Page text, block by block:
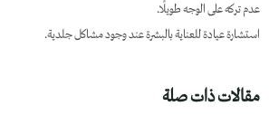
عدم تركه على الوجه طويلًا.
استشارة عيادة للعناية بالبشرة عند وجود مشاكل جلدية.
مقالات ذات صلة